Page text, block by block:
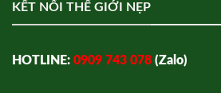
KẾT NỐI THẾ GIỚI NẸP
HOTLINE: 0909 743 078 (Zalo)